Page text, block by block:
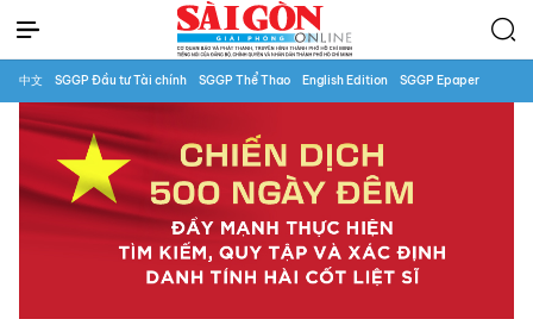
中文 SGGP Đầu tư Tài chính SGGP Thể Thao English Edition SGGP Epaper